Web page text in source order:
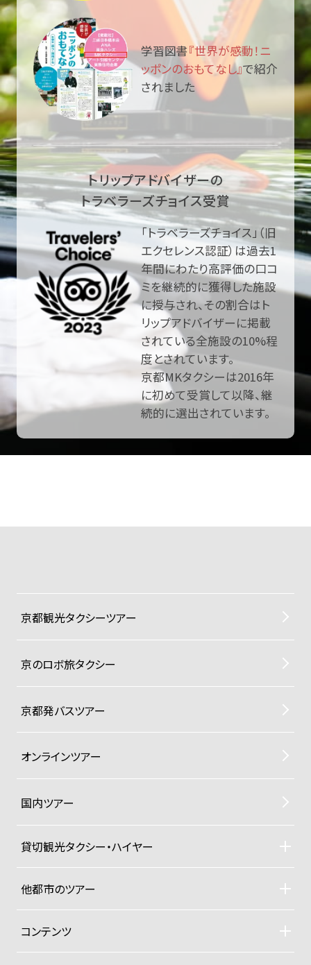
学習図書『世界が感動！ニ
ッポンのおもてなし』で紹介
されました
トリップアドバイザーの
トラベラーズチョイス受賞
「トラベラーズチョイス」（旧
エクセレンス認証）は過去1
年間にわたり高評価の口コ
ミを継続的に獲得した施設
に授与され、その割合はト
リップアドバイザーに掲載
されている全施設の10%程
度とされています。
京都MKタクシーは2016年
に初めて受賞して以降、継
続的に選出されています。
京都観光タクシーツアー
京のロボ旅タクシー
京都発バスツアー
オンラインツアー
国内ツアー
貸切観光タクシー・ハイヤー
貸切観光タクシー・ハイヤーTOP
車両ラインナップと料金
他都市のツアー
札幌観光タクシーツアー
東京観光タクシーツアー
コンテンツ
ドライバー紹介